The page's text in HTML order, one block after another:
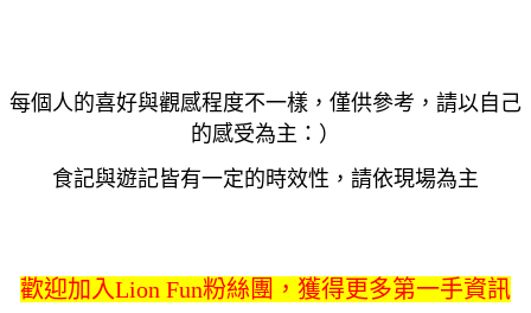
每個人的喜好與觀感程度不一樣，僅供參考，請以自己
的感受為主：）
食記與遊記皆有一定的時效性，請依現場為主
歡迎加入Lion Fun粉絲團，獲得更多第一手資訊